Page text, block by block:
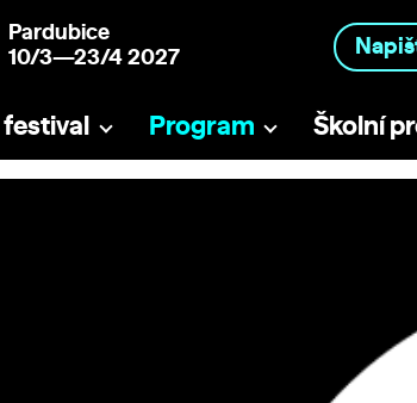
Pardubice
10/3—23/4 2027
Program Školní